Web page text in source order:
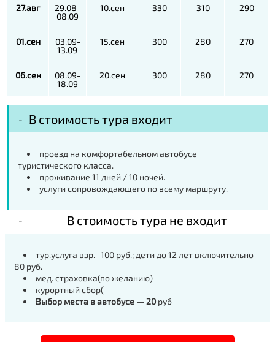
27.авг
29.08-
08.09
10.сен 330 310 290
01.сен
03.09-
13.09
15.сен 300 280 270
06.сен
08.09-
18.09
20.сен 300 280 270
В стоимость тура входит
проезд на комфортабельном автобусе
туристического класса.
проживание 11 дней / 10 ночей.
услуги сопровождающего по всему маршруту.
В стоимость тура не входит
тур.услуга взр. -100 руб.; дети до 12 лет включительно–
80 руб.
мед. страховка(по желанию)
курортный сбор(
Выбор места в автобусе — 20 руб